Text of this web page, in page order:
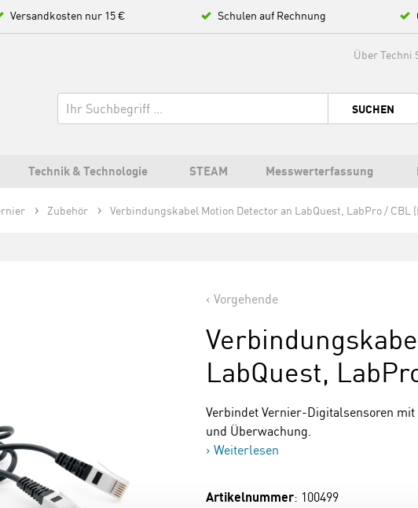
Versandkosten nur 15 € Schulen auf Rechnung
Über Techni
SUCHEN
Technik & Technologie STEAM Messwerterfassung
Zubehör Verbindungskabel Motion Detector an LabQuest, LabPro / CBL
Vorgehende
LabQuest,
Verbindet Vernier-Digitalsensoren
und Überwachung.
Weiterlesen
Artikelnummer: 100499